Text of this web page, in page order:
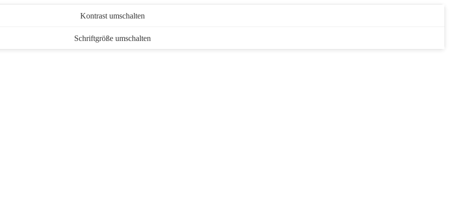
Kontrast umschalten
Schriftgröße umschalten